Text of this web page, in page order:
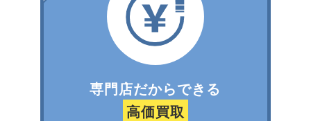
専門店だからできる
高価買取